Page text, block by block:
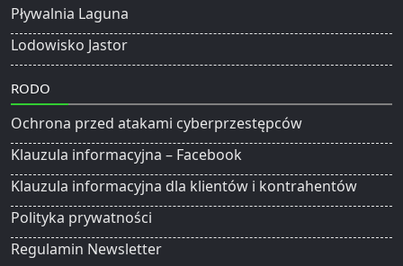
Pływalnia Laguna
Lodowisko Jastor
RODO
Ochrona przed atakami cyberprzestępców
Klauzula informacyjna – Facebook
Klauzula informacyjna dla klientów i kontrahentów
Polityka prywatności
Regulamin Newsletter